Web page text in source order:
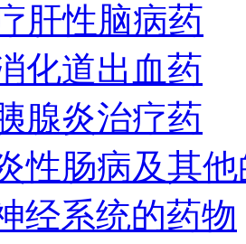
肝性脑病药
化道出血药
腺炎治疗药
性肠病及其
经系统的药物